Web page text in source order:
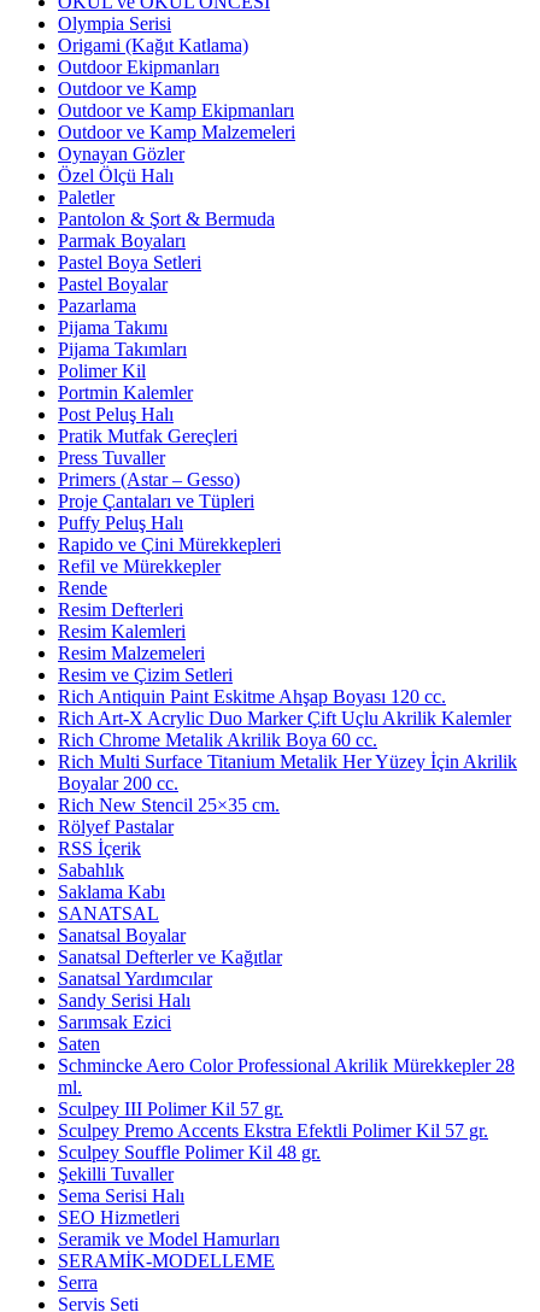
Olympia Serisi
Origami (Kağıt Katlama)
Outdoor Ekipmanları
Outdoor ve Kamp
Outdoor ve Kamp Ekipmanları
Outdoor ve Kamp Malzemeleri
Oynayan Gözler
Özel Ölçü Halı
Paletler
Pantolon & Şort & Bermuda
Parmak Boyaları
Pastel Boya Setleri
Pastel Boyalar
Pazarlama
Pijama Takımı
Pijama Takımları
Polimer Kil
Portmin Kalemler
Post Peluş Halı
Pratik Mutfak Gereçleri
Press Tuvaller
Primers (Astar – Gesso)
Proje Çantaları ve Tüpleri
Puffy Peluş Halı
Rapido ve Çini Mürekkepleri
Refil ve Mürekkepler
Rende
Resim Defterleri
Resim Kalemleri
Resim Malzemeleri
Resim ve Çizim Setleri
Rich Antiquin Paint Eskitme Ahşap Boyası 120 cc.
Rich Art-X Acrylic Duo Marker Çift Uçlu Akrilik Kalemler
Rich Chrome Metalik Akrilik Boya 60 cc.
Rich Multi Surface Titanium Metalik Her Yüzey İçin Akrilik
Boyalar 200 cc.
Rich New Stencil 25×35 cm.
Rölyef Pastalar
RSS İçerik
Sabahlık
Saklama Kabı
SANATSAL
Sanatsal Boyalar
Sanatsal Defterler ve Kağıtlar
Sanatsal Yardımcılar
Sandy Serisi Halı
Sarımsak Ezici
Saten
Schmincke Aero Color Professional Akrilik Mürekkepler 28
ml.
Sculpey III Polimer Kil 57 gr.
Sculpey Premo Accents Ekstra Efektli Polimer Kil 57 gr.
Sculpey Souffle Polimer Kil 48 gr.
Şekilli Tuvaller
Sema Serisi Halı
SEO Hizmetleri
Seramik ve Model Hamurları
SERAMİK-MODELLEME
Serra
Servis Seti